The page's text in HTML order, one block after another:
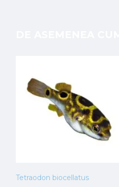
Tetraodon biocellatus